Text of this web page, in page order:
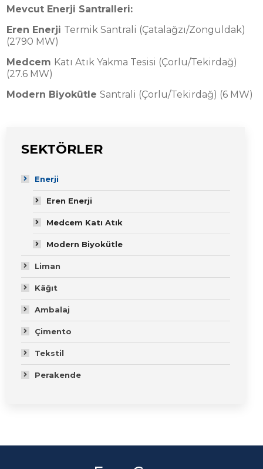
SIFIR ATIK HEDEFİ İLE ELEKTRİK ÜRETİMİ
SEKTÖRLER
Enerji
Eren Enerji
Medcem Katı Atık
Modern Biyokütle
Liman
Kâğıt
Ambalaj
Çimento
Tekstil
Perakende
Mevcut Enerji Santralleri:
Eren Enerji Termik Santrali (Çatalağzı/Zonguldak)
(2790 MW)
Medcem Katı Atık Yakma Tesisi (Çorlu/Tekirdağ)
(27.6 MW)
Modern BiyokütleSantrali (Çorlu/Tekirdağ) (6 MW)